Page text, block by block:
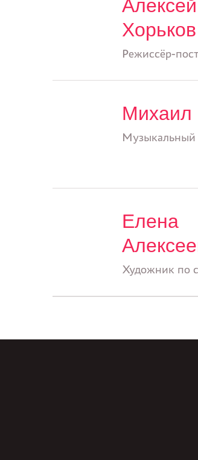
Алексей
Хорьков
Режиссёр-
Михаил
Музыкальный
Елена
Художник по